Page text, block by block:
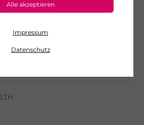
Alle akzeptieren
Impressum
Datenschutz